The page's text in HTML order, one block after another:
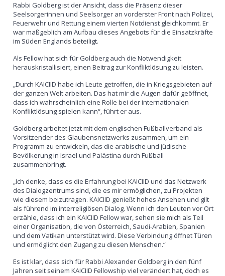
Rabbi Goldberg ist der Ansicht, dass die Präsenz dieser
Seelsorgerinnen und Seelsorger an vorderster Front nach Polizei,
Feuerwehr und Rettung einem vierten Notdienst gleichkommt. Er
war maßgeblich am Aufbau dieses Angebots für die Einsatzkräfte
im Süden Englands beteiligt.
Als Fellow hat sich für Goldberg auch die Notwendigkeit
herauskristallisiert, einen Beitrag zur Konfliktlösung zu leisten.
„Durch KAICIID habe ich Leute getroffen, die in Kriegsgebieten auf
der ganzen Welt arbeiten. Das hat mir die Augen dafür geöffnet,
dass ich wahrscheinlich eine Rolle bei der internationalen
Konfliktlösung spielen kann“, führt er aus.
Goldberg arbeitet jetzt mit dem englischen Fußballverband als
Vorsitzender des Glaubensnetzwerks zusammen, um ein
Programm zu entwickeln, das die arabische und jüdische
Bevölkerung in Israel und Palästina durch Fußball
zusammenbringt.
„Ich denke, dass es die Erfahrung bei KAICIID und das Netzwerk
des Dialogzentrums sind, die es mir ermöglichen, zu Projekten
wie diesem beizutragen. KAICIID genießt hohes Ansehen und gilt
als führend im interreligiösen Dialog. Wenn ich den Leuten vor Ort
erzähle, dass ich ein KAICIID Fellow war, sehen sie mich als Teil
einer Organisation, die von Österreich, Saudi-Arabien, Spanien
und dem Vatikan unterstützt wird. Diese Verbindung öffnet Türen
und ermöglicht den Zugang zu diesen Menschen.“
Es ist klar, dass sich für Rabbi Alexander Goldberg in den fünf
Jahren seit seinem KAICIID Fellowship viel verändert hat, doch es